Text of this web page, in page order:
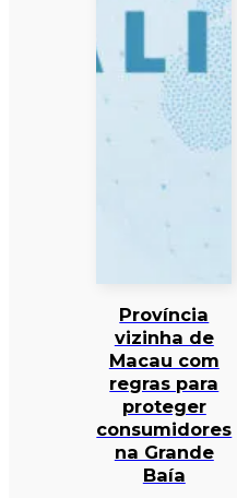
Província
vizinha de
Macau com
regras para
proteger
consumidores
na Grande
Baía